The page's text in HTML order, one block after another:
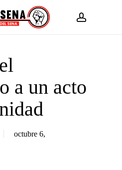
account
a un acto
octubre 6,